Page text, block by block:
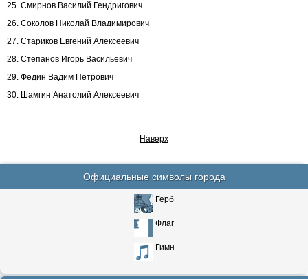
25. Смирнов Василий Гендригович
26. Соколов Николай Владимирович
27. Стариков Евгений Алексеевич
28. Степанов Игорь Васильевич
29. Федин Вадим Петрович
30. Шамгин Анатолий Алексеевич
Наверх
Официальные символы города
Герб
Флаг
Гимн